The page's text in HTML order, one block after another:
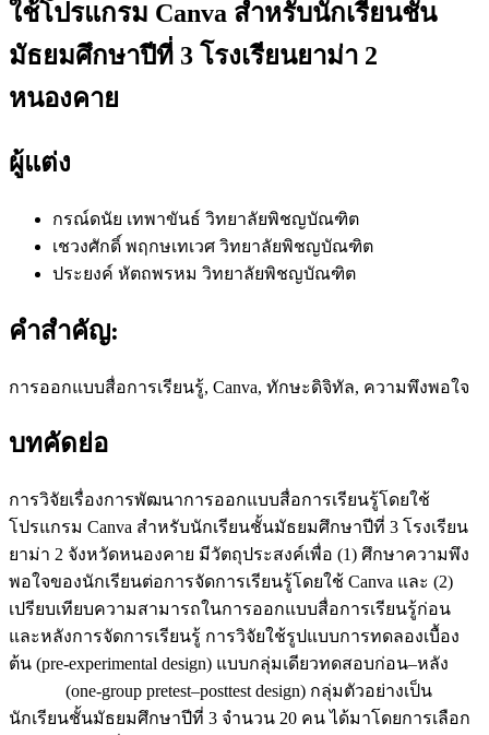
ใช้โปรแกรม Canva สำหรับนักเรียนชั้น
มัธยมศึกษาปีที่ 3 โรงเรียนยาม่า 2
หนองคาย
ผู้แต่ง
กรณ์ดนัย เทพาขันธ์ วิทยาลัยพิชญบัณฑิต
เชวงศักดิ์ พฤกษเทเวศ วิทยาลัยพิชญบัณฑิต
ประยงค์ หัตถพรหม วิทยาลัยพิชญบัณฑิต
คำสำคัญ:
การออกแบบสื่อการเรียนรู้, Canva, ทักษะดิจิทัล, ความพึงพอใจ
บทคัดย่อ
การวิจัยเรื่องการพัฒนาการออกแบบสื่อการเรียนรู้โดยใช้
โปรแกรม Canva สำหรับนักเรียนชั้นมัธยมศึกษาปีที่ 3 โรงเรียน
ยาม่า 2 จังหวัดหนองคาย มีวัตถุประสงค์เพื่อ (1) ศึกษาความพึง
พอใจของนักเรียนต่อการจัดการเรียนรู้โดยใช้ Canva และ (2)
เปรียบเทียบความสามารถในการออกแบบสื่อการเรียนรู้ก่อน
และหลังการจัดการเรียนรู้ การวิจัยใช้รูปแบบการทดลองเบื้อง
ต้น (pre-experimental design) แบบกลุ่มเดียวทดสอบก่อน–หลัง
(one-group pretest–posttest design) กลุ่มตัวอย่างเป็น
นักเรียนชั้นมัธยมศึกษาปีที่ 3 จำนวน 20 คน ได้มาโดยการเลือก